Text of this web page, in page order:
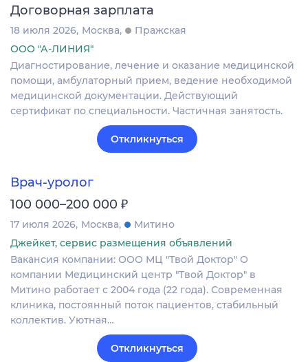
Договорная зарплата
18 июля 2026 Москва
Пражская
ООО "А-ЛИНИЯ"
Диагностирование, лечение и оказание медицинской
помощи, амбулаторный прием, ведение необходимой
медицинской документации. Действующий
сертификат по специальности. Частичная занятость.
Откликнуться
Врач-уролог
100 000–200 000 ₽
17 июля 2026 Москва
Митино
Джейкет, сервис размещения объявлений
Вакансия компании: ООО МЦ "Твой Доктор" О
компании Медицинский центр "Твой Доктор" в
Митино работает с 2004 года (22 года). Современная
клиника, постоянный поток пациентов, стабильный
коллектив. Уютная…
Откликнуться